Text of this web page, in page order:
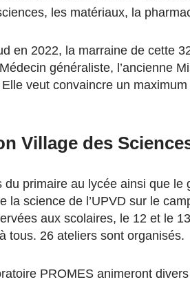
les matériaux, la
en 2022, la marraine de cette
généraliste, l’ancienne
veut convaincre un
Village des
du primaire au lycée ainsi que le
la science de l’UPVD sur le
aux scolaires, le 12 et le
tous. 26 ateliers sont organisés.
PROMES animeront